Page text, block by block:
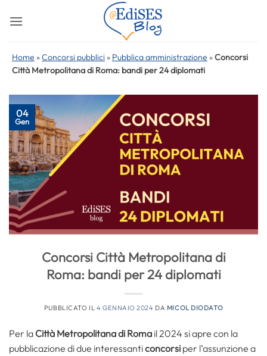
Home »Concorsi pubblici » Pubblica amministrazione »Concorsi
Città Metropolitana di Roma: bandi per 24 diplomati
04
Gen
Concorsi Città Metropolitana di
Roma: bandi per 24 diplomati
PUBBLICATO IL 4 GENNAIO 2024 DA MICOL DIODATO
Per la Città Metropolitana di Roma il 2024 si apre con la
pubblicazione di due interessanticoncorsi per l’assunzione a